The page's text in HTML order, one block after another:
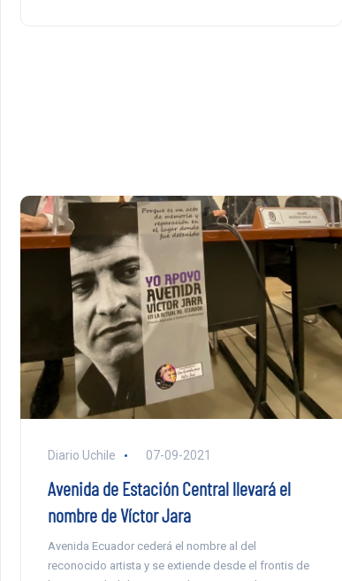
Diario Uchile 07-09-2021
Avenida de Estación Central llevará el
nombre de Víctor Jara
Avenida Ecuador cederá el nombre al del
reconocido artista y se extiende desde el frontis de